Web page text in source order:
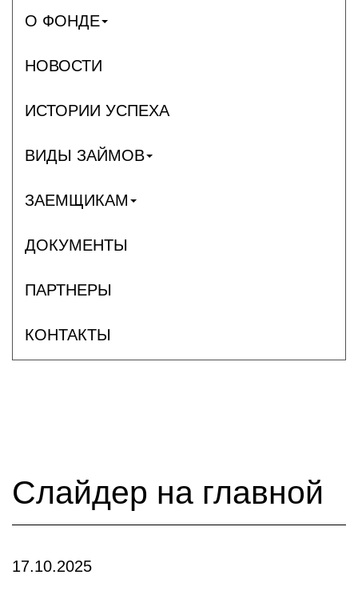
О ФОНДЕ
НОВОСТИ
ИСТОРИИ УСПЕХА
ВИДЫ ЗАЙМОВ
ЗАЕМЩИКАМ
ДОКУМЕНТЫ
ПАРТНЕРЫ
КОНТАКТЫ
Слайдер на главной
17.10.2025